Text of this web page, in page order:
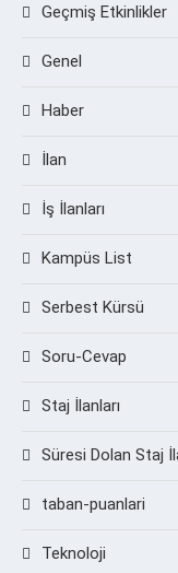
Geçmiş Etkinlikler
Genel
Haber
İlan
İş İlanları
Kampüs List
Serbest Kürsü
Soru-Cevap
Staj İlanları
Süresi Dolan Staj
taban-puanlari
Teknoloji